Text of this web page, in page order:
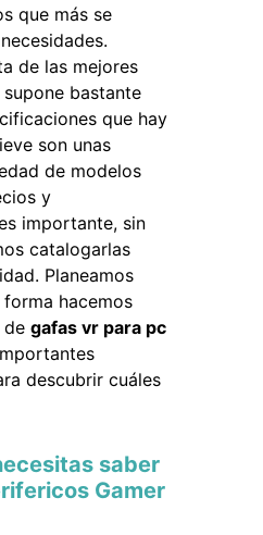
que más se
de las mejores
bastante
que hay
son unas
de modelos
y
importante, sin
catalogarlas
Planeamos
hacemos
de gafas vr para pc
descubrir cuáles
saber
Gamer